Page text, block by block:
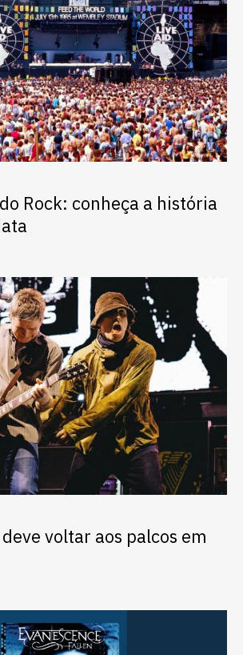
Rock: conheça a história
voltar aos palcos em
a vaga que você
concorrer:
a partir do 2º ano de curso